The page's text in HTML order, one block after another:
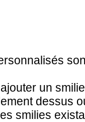
un
dessus
smilies